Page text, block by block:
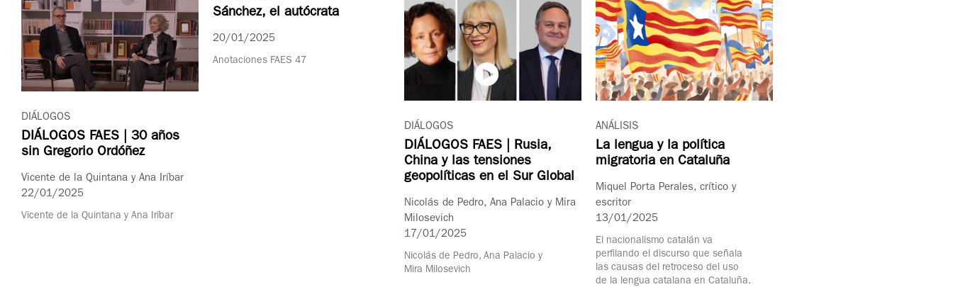
DIÁLOGOS
DIÁLOGOS FAES | 30 años
sin Gregorio Ordóñez
Vicente de la Quintana y Ana Iríbar
22/01/2025
Vicente de la Quintana y Ana Iríbar
Sánchez, el autócrata
20/01/2025
Anotaciones FAES 47
DIÁLOGOS
DIÁLOGOS FAES | Rusia,
China y las tensiones
geopolíticas en el Sur Global
Nicolás de Pedro, Ana Palacio y Mira
Milosevich
17/01/2025
Nicolás de Pedro, Ana Palacio y
Mira Milosevich
ANÁLISIS
La lengua y la política
migratoria en Cataluña
Miquel Porta Perales, crítico y
escritor
13/01/2025
El nacionalismo catalán va
perfilando el discurso que señala
las causas del retroceso del uso
de la lengua catalana en Cataluña.